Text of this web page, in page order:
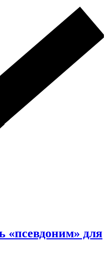
«псевдоним» для